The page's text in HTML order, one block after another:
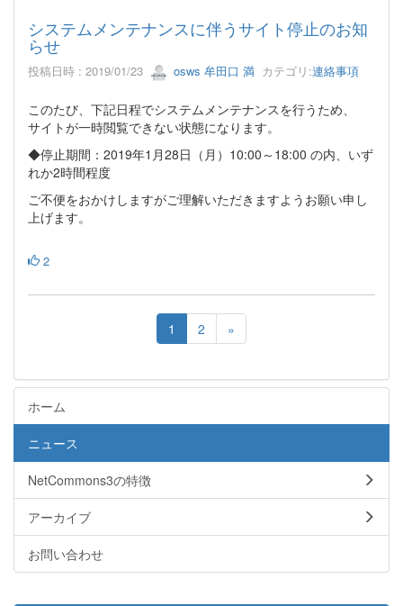
システムメンテナンスに伴うサイト停止のお知
らせ
投稿日時 : 2019/01/23 osws 牟田口 満 カテゴリ:連絡事項
このたび、下記日程でシステムメンテナンスを行うため、
サイトが一時閲覧できない状態になります。
◆停止期間：2019年1月28日（月）10:00～18:00 の内、いず
れか2時間程度
ご不便をおかけしますがご理解いただきますようお願い申し
上げます。
2
1 2 »
ホーム
ニュース
NetCommons3の特徴
アーカイブ
お問い合わせ